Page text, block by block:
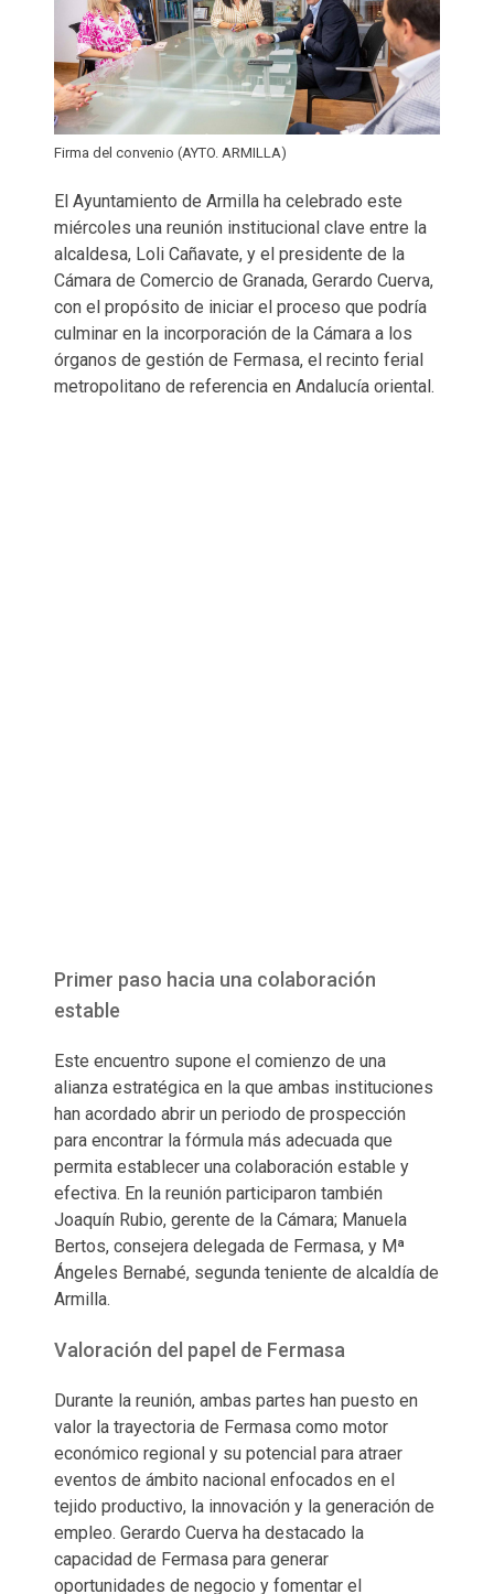
Firma del convenio (AYTO. ARMILLA)
El Ayuntamiento de Armilla ha celebrado este
miércoles una reunión institucional clave entre la
alcaldesa, Loli Cañavate, y el presidente de la
Cámara de Comercio de Granada, Gerardo Cuerva,
con el propósito de iniciar el proceso que podría
culminar en la incorporación de la Cámara a los
órganos de gestión de Fermasa, el recinto ferial
metropolitano de referencia en Andalucía oriental.
Primer paso hacia una colaboración
estable
Este encuentro supone el comienzo de una
alianza estratégica en la que ambas instituciones
han acordado abrir un periodo de prospección
para encontrar la fórmula más adecuada que
permita establecer una colaboración estable y
efectiva. En la reunión participaron también
Joaquín Rubio, gerente de la Cámara; Manuela
Bertos, consejera delegada de Fermasa, y Mª
Ángeles Bernabé, segunda teniente de alcaldía de
Armilla.
Valoración del papel de Fermasa
Durante la reunión, ambas partes han puesto en
valor la trayectoria de Fermasa como motor
económico regional y su potencial para atraer
eventos de ámbito nacional enfocados en el
tejido productivo, la innovación y la generación de
empleo. Gerardo Cuerva ha destacado la
capacidad de Fermasa para generar
oportunidades de negocio y fomentar el